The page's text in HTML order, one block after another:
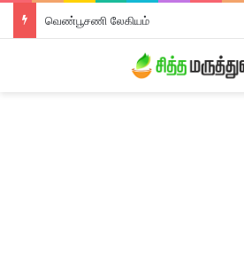
வெண்பூசணி லேகியம்